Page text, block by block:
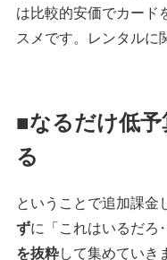
は比較的安価でカード
スメです。レンタルに
■なるだけ低
る
ということで追加課金
ずに「これはいるだろ
を抜粋して集めていき